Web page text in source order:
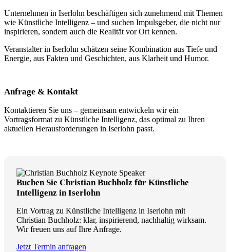
Unternehmen in Iserlohn beschäftigen sich zunehmend mit Themen
wie Künstliche Intelligenz – und suchen Impulsgeber, die nicht nur
inspirieren, sondern auch die Realität vor Ort kennen.
Veranstalter in Iserlohn schätzen seine Kombination aus Tiefe und
Energie, aus Fakten und Geschichten, aus Klarheit und Humor.
Anfrage & Kontakt
Kontaktieren Sie uns – gemeinsam entwickeln wir ein
Vortragsformat zu Künstliche Intelligenz, das optimal zu Ihren
aktuellen Herausforderungen in Iserlohn passt.
Buchen Sie Christian Buchholz für Künstliche
Intelligenz in Iserlohn
Ein Vortrag zu Künstliche Intelligenz in Iserlohn mit
Christian Buchholz: klar, inspirierend, nachhaltig wirksam.
Wir freuen uns auf Ihre Anfrage.
Jetzt Termin anfragen